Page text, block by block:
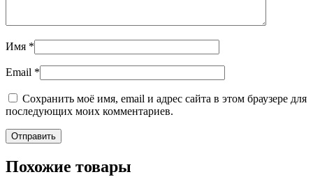
Имя *
Email *
Сохранить моё имя, email и адрес сайта в этом браузере для
последующих моих комментариев.
Похожие товары